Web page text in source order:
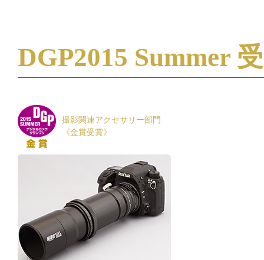
DGP2015 Summer
撮影関連アクセサリー部門
《金賞受賞》